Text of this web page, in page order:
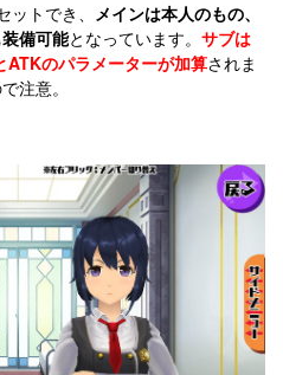
トでき、 メインは本人のもの、
備可能となっています。 サブは
ATKのパラメーターが加算されま
注意。